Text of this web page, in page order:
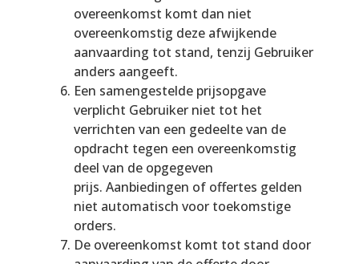
overeenkomst komt dan niet
overeenkomstig deze afwijkende
aanvaarding tot stand, tenzij Gebruiker
anders aangeeft.
Een samengestelde prijsopgave
verplicht Gebruiker niet tot het
verrichten van een gedeelte van de
opdracht tegen een overeenkomstig
deel van de opgegeven
prijs. Aanbiedingen of offertes gelden
niet automatisch voor toekomstige
orders.
De overeenkomst komt tot stand door